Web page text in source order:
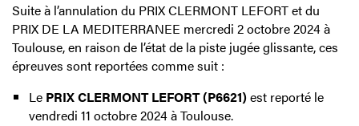
Suite à l’annulation du PRIX CLERMONT LEFORT et du
PRIX DE LA MEDITERRANEE mercredi 2 octobre 2024 à
Toulouse, en raison de l’état de la piste jugée glissante, ces
épreuves sont reportées comme suit :
Le PRIX CLERMONT LEFORT(P6621)est reporté le
vendredi 11 octobre 2024 à Toulouse.